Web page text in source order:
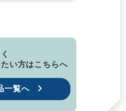
い方はこちらへ
一覧へ